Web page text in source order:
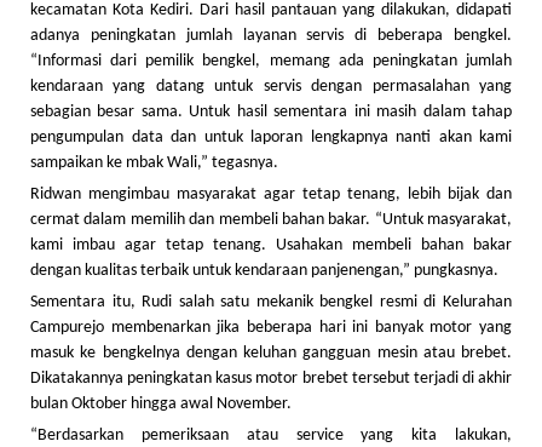
kecamatan Kota Kediri. Dari hasil pantauan yang dilakukan, didapati
adanya peningkatan jumlah layanan servis di beberapa bengkel.
“Informasi dari pemilik bengkel, memang ada peningkatan jumlah
kendaraan yang datang untuk servis dengan permasalahan yang
sebagian besar sama. Untuk hasil sementara ini masih dalam tahap
pengumpulan data dan untuk laporan lengkapnya nanti akan kami
sampaikan ke mbak Wali,” tegasnya.
Ridwan mengimbau masyarakat agar tetap tenang, lebih bijak dan
cermat dalam memilih dan membeli bahan bakar. “Untuk masyarakat,
kami imbau agar tetap tenang. Usahakan membeli bahan bakar
dengan kualitas terbaik untuk kendaraan panjenengan,” pungkasnya.
Sementara itu, Rudi salah satu mekanik bengkel resmi di Kelurahan
Campurejo membenarkan jika beberapa hari ini banyak motor yang
masuk ke bengkelnya dengan keluhan gangguan mesin atau brebet.
Dikatakannya peningkatan kasus motor brebet tersebut terjadi di akhir
bulan Oktober hingga awal November.
“Berdasarkan pemeriksaan atau service yang kita lakukan,